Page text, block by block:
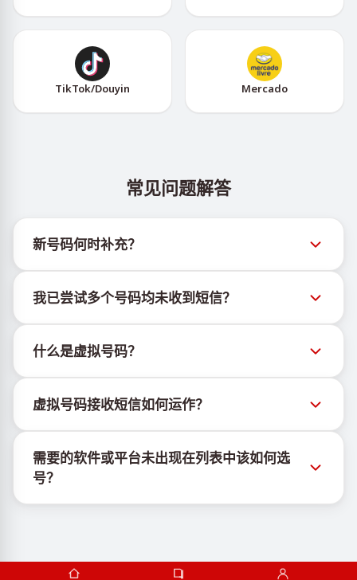
TikTok/Douyin Mercado
常见问题解答
新号码何时补充？
人 @TigerSMSofficial_bot 查看。该频道会及时更新，
帮助用户获取最新号码库存。
我已尝试多个号码均未收到短信？
率。各服务平台的算法可能因多种原因拦截临时号码的
短信。为提高成功率，请尝试以下方法：
持续更换新号码尝试
登出设备上该服务的其他活跃账户
什么是虚拟号码？
或设备，也不受固定地理位置限制。其主要功能是接收
短信，包括OTP和激活码。
虚拟号码接收短信如何运作？
我们使用自有基础设施管理SIM卡，并结合定制软件为
客户分配手机号以接收短信。
需要的软件或平台未出现在列表中该如何选
号？